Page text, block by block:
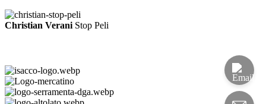
Christian Verani Stop Peli